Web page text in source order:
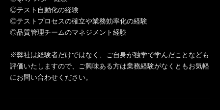
◎テスト自動化の経験
◎テストプロセスの確立や業務効率化の経験
◎品質管理チームのマネジメント経験
※弊社は経験者だけではなく、ご自身が独学で学んだことなども
評価いたしますので、ご興味ある方は業務経験がなくともお気軽
にお問い合わせください。